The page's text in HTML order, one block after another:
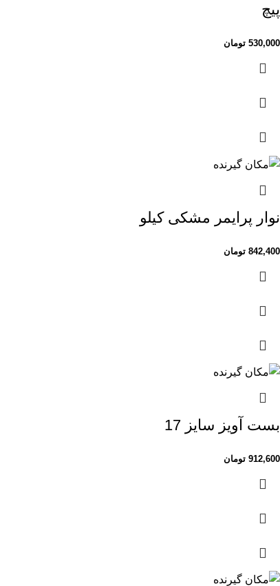
پیچ
530,000 تومان
نوار پرایمر مشکی کیلو
842,400 تومان
بست آویز سایز 17
912,600 تومان